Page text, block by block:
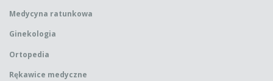
Medycyna ratunkowa
Ginekologia
Ortopedia
Rękawice medyczne